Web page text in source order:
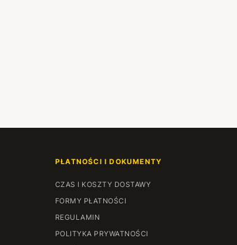
PŁATNOŚCI I DOKUMENTY
CZAS I KOSZTY DOSTAWY
FORMY PŁATNOŚCI
REGULAMIN
POLITYKA PRYWATNOŚCI